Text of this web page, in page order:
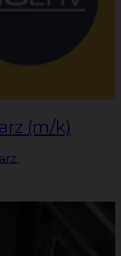
(m/k)
,